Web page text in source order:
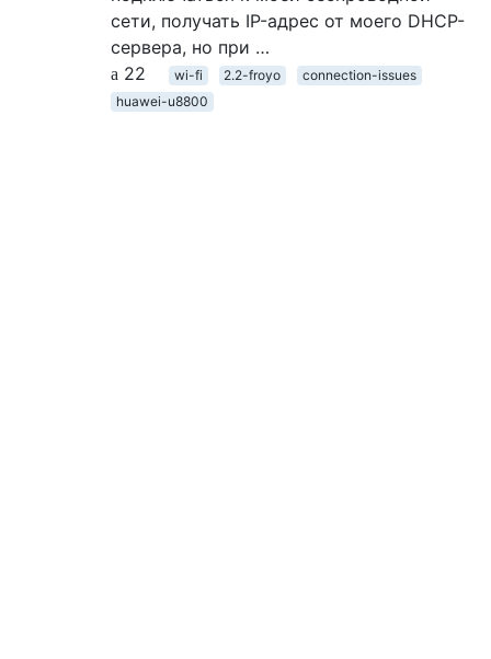
сети, получать IP-адрес от моего DHCP-
сервера, но при …
22
wi-fi 2.2-froyo
connection-issues
huawei-u8800